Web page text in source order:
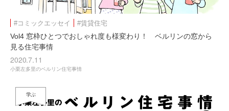
#コミックエッセイ #賃貸住宅
Vol4 窓枠ひとつでおしゃれ度も様変わり！ ベルリンの窓から
見る住宅事情
2020.7.11
小栗左多里のベルリン住宅事情
学ぶ